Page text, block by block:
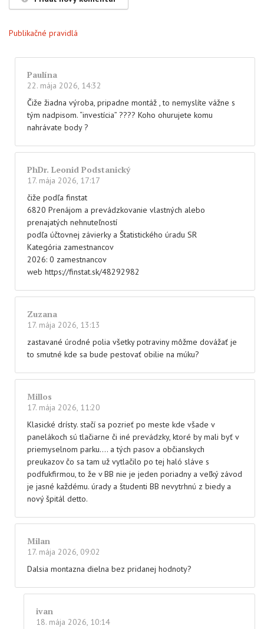
Publikačné pravidlá
Paulína
22. mája 2026, 14:32
Čiže žiadna výroba, pripadne montáž , to nemyslíte vážne s
tým nadpisom. “investícia” ???? Koho ohurujete komu
nahrávate body ?
PhDr. Leonid Podstanický
17. mája 2026, 17:17
čiže podľa finstat
6820 Prenájom a prevádzkovanie vlastných alebo
prenajatých nehnuteľností
podľa účtovnej závierky a Štatistického úradu SR
Kategória zamestnancov
2026: 0 zamestnancov
web https://finstat.sk/48292982
Zuzana
17. mája 2026, 13:13
zastavané úrodné polia všetky potraviny môžme dovážať je
to smutné kde sa bude pestovať obilie na múku?
Millos
17. mája 2026, 11:20
Klasické drísty. stačí sa pozrieť po meste kde všade v
panelákoch sú tlačiarne či iné prevádzky, ktoré by mali byť v
priemyselnom parku…. a tých pasov a občianskych
preukazov čo sa tam už vytlačilo po tej haló sláve s
podfukfirmou, to že v BB nie je jeden poriadny a veľký závod
je jasné každému. úrady a študenti BB nevytrhnú z biedy a
nový špitál detto.
Milan
17. mája 2026, 09:02
Dalsia montazna dielna bez pridanej hodnoty?
ivan
18. mája 2026, 10:14